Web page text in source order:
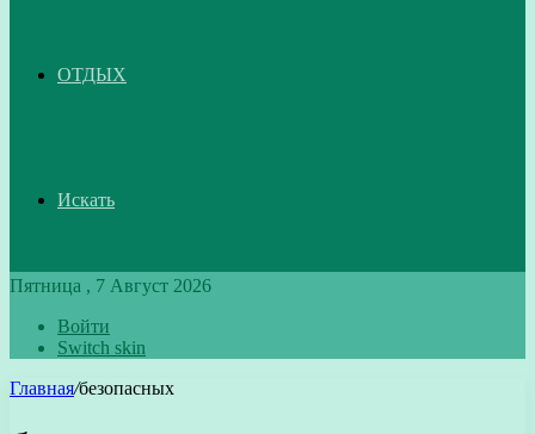
ОТДЫХ
Искать
Пятница , 7 Август 2026
Войти
Switch skin
Главная/безопасных